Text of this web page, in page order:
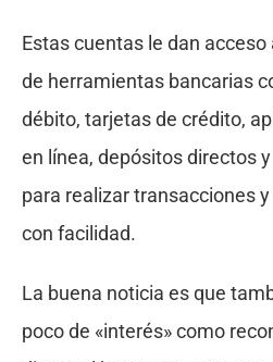
Estas cuentas le dan
de herramientas bancarias
débito, tarjetas de crédito,
en línea, depósitos directos
para realizar transacciones
con facilidad.
La buena noticia es que
poco de «interés» como